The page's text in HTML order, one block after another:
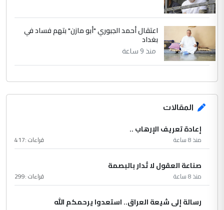
اعتقال أحمد الجبوري "أبو مازن" بتهم فساد في
بغداد
منذ 9 ساعة
المقالات
إعادة تعريف الإرهاب ..
منذ 8 ساعة قراءات :417
صناعة العقول لا تُدار بالبصمة
منذ 8 ساعة قراءات :299
رسالة إلى شيعة العراق.. استعدوا يرحمكم الله